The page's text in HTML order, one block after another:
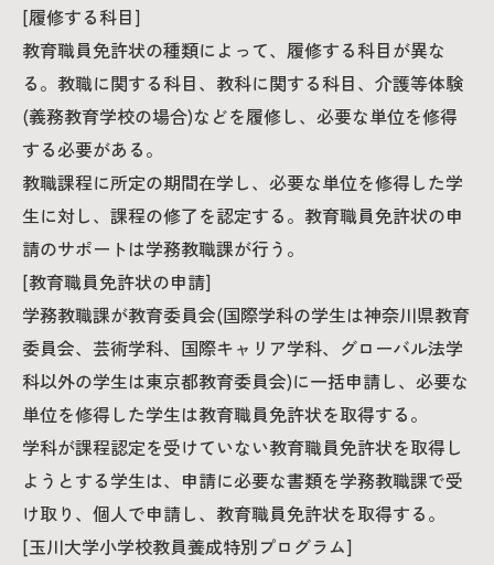
[履修する科目]
教育職員免許状の種類によって、履修する科目が異な
る。教職に関する科目、教科に関する科目、介護等体験
(義務教育学校の場合)などを履修し、必要な単位を修得
する必要がある。
教職課程に所定の期間在学し、必要な単位を修得した学
生に対し、課程の修了を認定する。教育職員免許状の申
請のサポートは学務教職課が行う。
[教育職員免許状の申請]
学務教職課が教育委員会(国際学科の学生は神奈川県教育
委員会、芸術学科、国際キャリア学科、グローバル法学
科以外の学生は東京都教育委員会)に一括申請し、必要な
単位を修得した学生は教育職員免許状を取得する。
学科が課程認定を受けていない教育職員免許状を取得し
ようとする学生は、申請に必要な書類を学務教職課で受
け取り、個人で申請し、教育職員免許状を取得する。
[玉川大学小学校教員養成特別プログラム]